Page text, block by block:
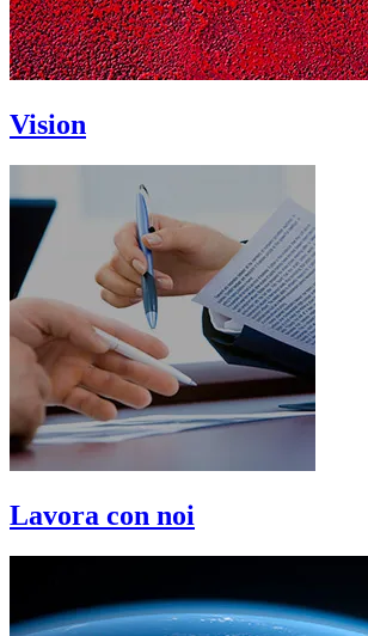
Vision
Lavora con noi